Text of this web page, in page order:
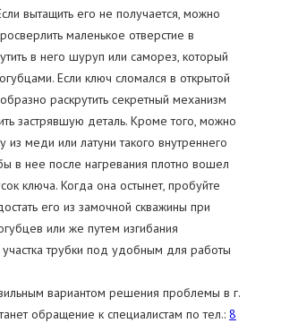
вытащить его не получается, можно
маленькое отверстие в
в него шуруп или саморез, который
Если ключ сломался в открытой
раскрутить секретный механизм
застрявшую деталь. Кроме того, можно
из меди или латуни такого внутреннего
в нее после нагревания плотно вошел
ключа. Когда она остынет, пробуйте
его из замочной скважины при
или же путем изгибания
трубки под удобным для работы
вариантом решения проблемы в г.
обращение к специалистам по тел.: 8